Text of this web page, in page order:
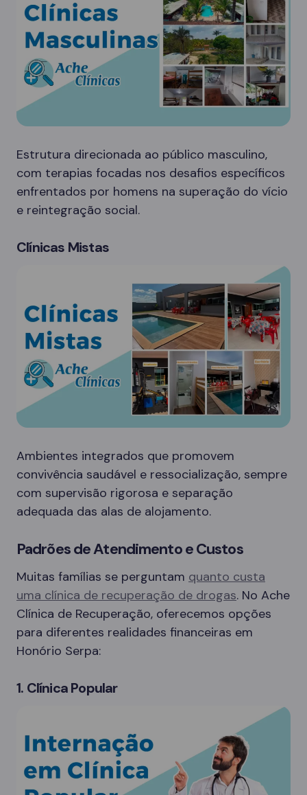
Estrutura direcionada ao público masculino,
com terapias focadas nos desafios específicos
enfrentados por homens na superação do vício
e reintegração social.
Clínicas Mistas
Ambientes integrados que promovem
convivência saudável e ressocialização, sempre
com supervisão rigorosa e separação
adequada das alas de alojamento.
Padrões de Atendimento e Custos
Muitas famílias se perguntam quanto custa
uma clínica de recuperação de drogas. No Ache
Clínica de Recuperação, oferecemos opções
para diferentes realidades financeiras em
Honório Serpa:
1. Clínica Popular